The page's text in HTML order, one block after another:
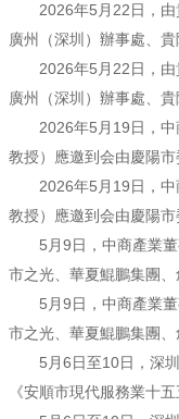
2026年5月22日，由
廣州（深圳）辦事處、
2026年5月22日，由
廣州（深圳）辦事處、
2026年5月19日，中
教授）應邀到会由慶陽市
2026年5月19日，中
教授）應邀到会由慶陽市
5月9日，中商產業董
市之光、華夏鯤鵬集團、
5月9日，中商產業董
市之光、華夏鯤鵬集團、
5月6日至10日，深圳
《安順市現代服務業十